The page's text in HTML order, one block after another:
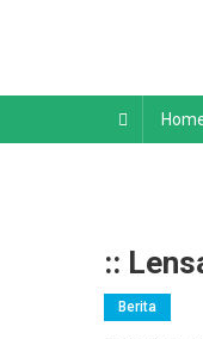
::
Berita